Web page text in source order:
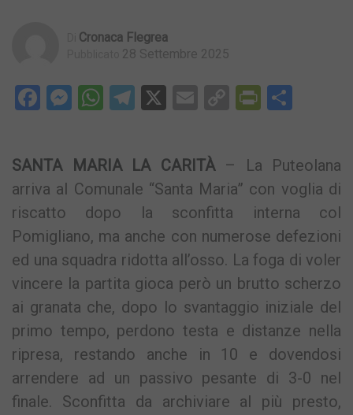
Cronaca Flegrea
28 Settembre 2025
Facebook
Messenger
WhatsApp
Telegram
X EmailCopy
SANTA MARIA LA CARITÀ– La Puteolana
arriva al Comunale “Santa Maria” con voglia di
riscatto dopo la sconfitta interna col
Pomigliano, ma anche con numerose defezioni
ed una squadra ridotta all’osso. La foga di voler
vincere la partita gioca però un brutto scherzo
ai granata che, dopo lo svantaggio iniziale del
primo tempo, perdono testa e distanze nella
ripresa, restando anche in 10 e dovendosi
arrendere ad un passivo pesante di 3-0 nel
finale. Sconfitta da archiviare al più presto,